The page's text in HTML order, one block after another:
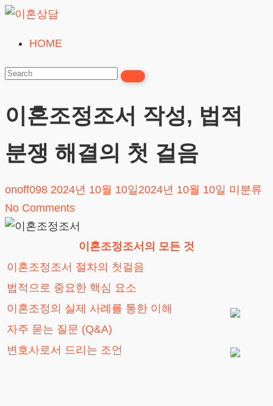
Skip
content
혼
담
HOME
이혼조정조서 작성, 법적
분쟁 해결의 첫 걸음
onoff098 2024년 10월 10일 2024년 10월 10일 미분류
No Comments
이혼조정조서의 모든 것
이혼조정조서 절차의 첫걸음
법적으로 중요한 핵심 요소
이혼조정의 실제 사례를 통한 이해
자주 묻는 질문 (Q&A)
변호사로서 드리는 조언